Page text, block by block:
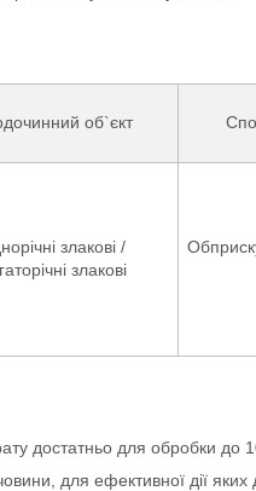
об`єкт
злакові /
злакові
достатньо для обробки до
для ефективної дії